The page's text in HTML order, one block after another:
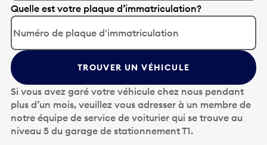
A
p
p
u
y
e
z
s
u
r
l
Quelle est votre plaque d’immatriculation?
TROUVER UN VÉHICULE
Si vous avez garé votre véhicule chez nous pendant
plus d’un mois, veuillez vous adresser à un membre de
notre équipe de service de voiturier qui se trouve au
niveau 5 du garage de stationnement T1.